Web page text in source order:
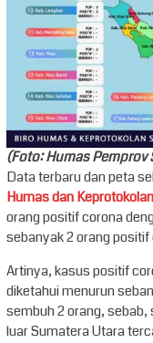
(Foto: Humas Pemprov
Data terbaru dan peta
Humas dan
orang positif corona
sebanyak 2 orang
Artinya, kasus positif
diketahui menurun
sembuh 2 orang,
luar Sumatera Utara